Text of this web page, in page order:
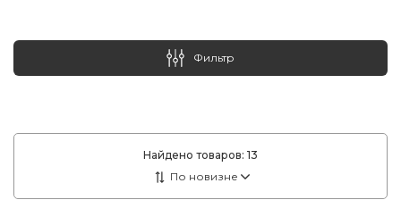
Найдено товаров: 13
Фильтр